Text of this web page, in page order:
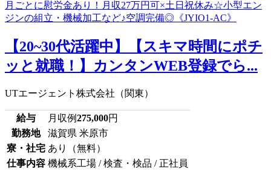
【20~30代活躍中】【スキマ時間にポチ
ッと就職！】カンタンWEB登録でら...
UTエージェント株式会社（関東）
給与 月収例275,000円
勤務地
滋賀県 米原市
寮・社宅 あり（無料）
仕事内容 機械系工場 / 検査・検品 / 正社員